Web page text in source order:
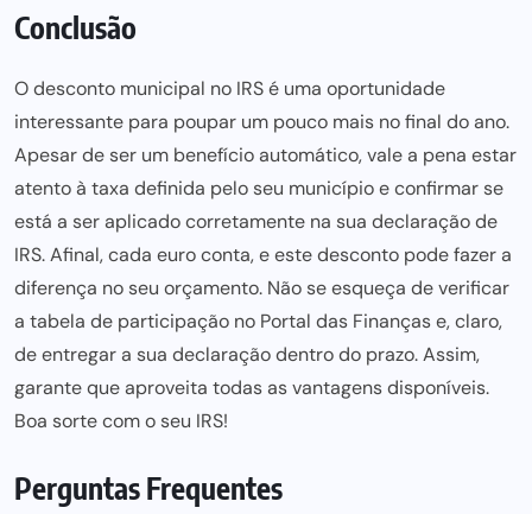
Conclusão
O desconto municipal no IRS é uma oportunidade
interessante para poupar um pouco mais no final do ano.
Apesar de ser um benefício automático, vale a pena estar
atento à taxa definida pelo seu município e confirmar se
está a ser aplicado corretamente na sua declaração de
IRS. Afinal, cada euro conta, e este desconto pode fazer a
diferença no seu orçamento. Não se esqueça de verificar
a tabela de participação no Portal das Finanças e, claro,
de entregar a sua declaração dentro do prazo. Assim,
garante que aproveita todas as vantagens disponíveis.
Boa sorte com o seu IRS!
Perguntas Frequentes